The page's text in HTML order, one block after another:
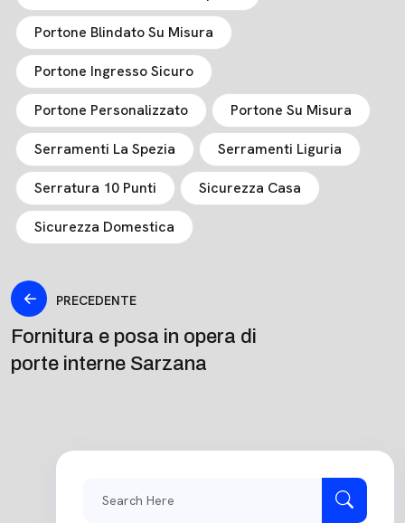
Portone Blindato Su Misura
Portone Ingresso Sicuro
Portone Personalizzato Portone Su Misura
Serramenti La Spezia Serramenti Liguria
Serratura 10 Punti Sicurezza Casa
Sicurezza Domestica
PRECEDENTE
Fornitura e posa in opera di
porte interne Sarzana